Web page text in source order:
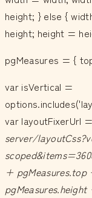
height; } else {
height; height =
pgMeasures = {
var isVertical =
var layoutFixerUrl
server/
+